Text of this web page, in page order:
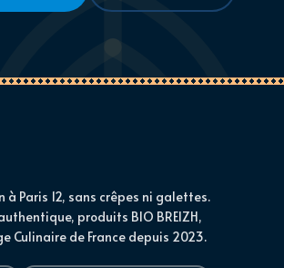
Paris 12, sans crêpes ni galettes.
produits BIO BREIZH,
Culinaire de France depuis 2023.